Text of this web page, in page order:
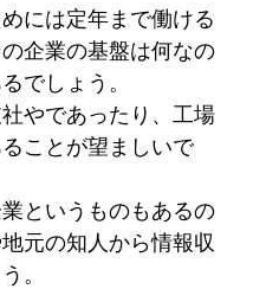
には定年まで働ける
企業の基盤は何なの
でしょう。
やであったり、工場
ことが望ましいで
というものもあるの
元の知人から情報収
。